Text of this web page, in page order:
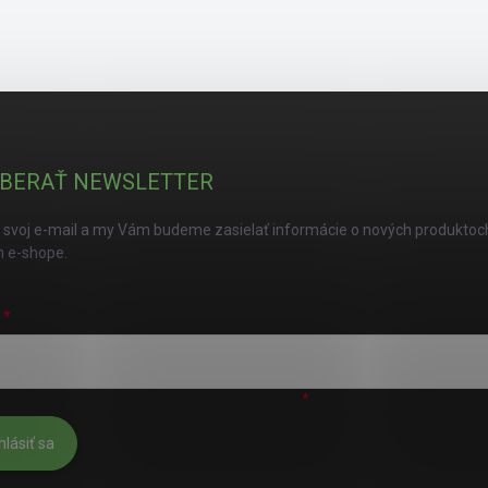
NEWSLETTER
svoj e-mail a my Vám budeme zasielať informácie o nových
e-shope.
sa